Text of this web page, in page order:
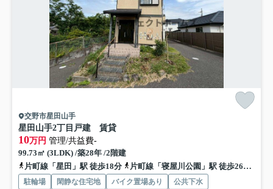
交野市星田山手
星田山手2丁目戸建 賃貸
10万円 管理/共益費-
99.73㎡ (3LDK) /築28年 /2階建
片町線「星田」駅 徒歩18分
片町線「寝屋川公園」駅 徒歩26分
駐輪場 閑静な住宅地 バイク置場あり 公共下水